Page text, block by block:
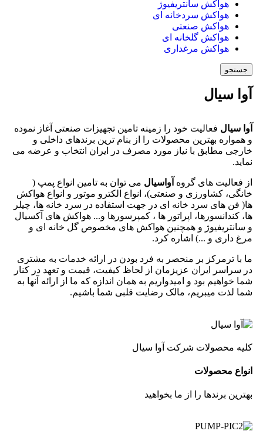
هواکش سانتریفیوژ
هواکش سردخانه ای
هواکش صنعتی
هواکش گلخانه ای
هواکش مرغداری
جستجو
آوا سیال
آوا سیال فعالیت خود را زمینه تامین تجهیزات صنعتی آغاز نموده
و همواره بهترین محصولات را از بنام ترین برندهای داخلی و
خارجی مطابق با نیاز مورد مصرف در ایران انتخاب و عرضه می
نماید.
از فعالیت های گروه آواسیال می توان به تامین انواع پمپ (
خانگی، کشاورزی و صنعتی)، انواع الکترو موتور و انواع هواکش
ها( فن های سرد خانه ای در جهت استفاده در سرد خانه ها، چیلر
ها، کندانسورها، اپراتور ها ، کمپرسورها و... هواکش های آکسیال
و سانتریفیوژ و همچنین هواکش های مخصوص گل خانه ای و
مرغ داری و ...) اشاره کرد.
ما با ترمرکز بر منحصر به فرد بودن در ارائه خدمات به مشتری
در سراسر ایران عزیزمان از لحاظ کیفیت، قیمت و تعهد در کنار
شما خواهیم بود و امیدواریم به همان اندازه که ما از ارائه آنها به
شما لذت میبریم، مالک رضایت قلبی شما باشیم.
کلیه محصولات شرکت آوا سیال
انواع محصولات
بهترین برندها را از ما بخواهید